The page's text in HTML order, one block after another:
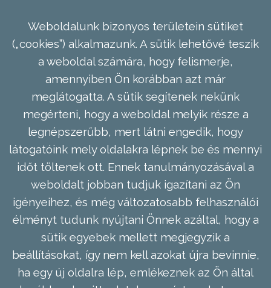
Weboldalunk bizonyos területein sütiket
(„cookies”) alkalmazunk. A sütik lehetővé teszik
a weboldal számára, hogy felismerje,
amennyiben Ön korábban azt már
meglátogatta. A sütik segítenek nekünk
megérteni, hogy a weboldal melyik része a
legnépszerűbb, mert látni engedik, hogy
látogatóink mely oldalakra lépnek be és mennyi
időt töltenek ott. Ennek tanulmányozásával a
weboldalt jobban tudjuk igazítani az Ön
igényeihez, és még változatosabb felhasználói
élményt tudunk nyújtani Önnek azáltal, hogy a
sütik egyebek mellett megjegyzik a
beállításokat, így nem kell azokat újra bevinnie,
ha egy új oldalra lép, emlékeznek az Ön által